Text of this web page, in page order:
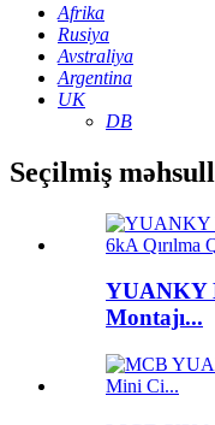
Afrika
Rusiya
Avstraliya
Argentina
UK
DB
Seçilmiş
YUANKY
Montajı...